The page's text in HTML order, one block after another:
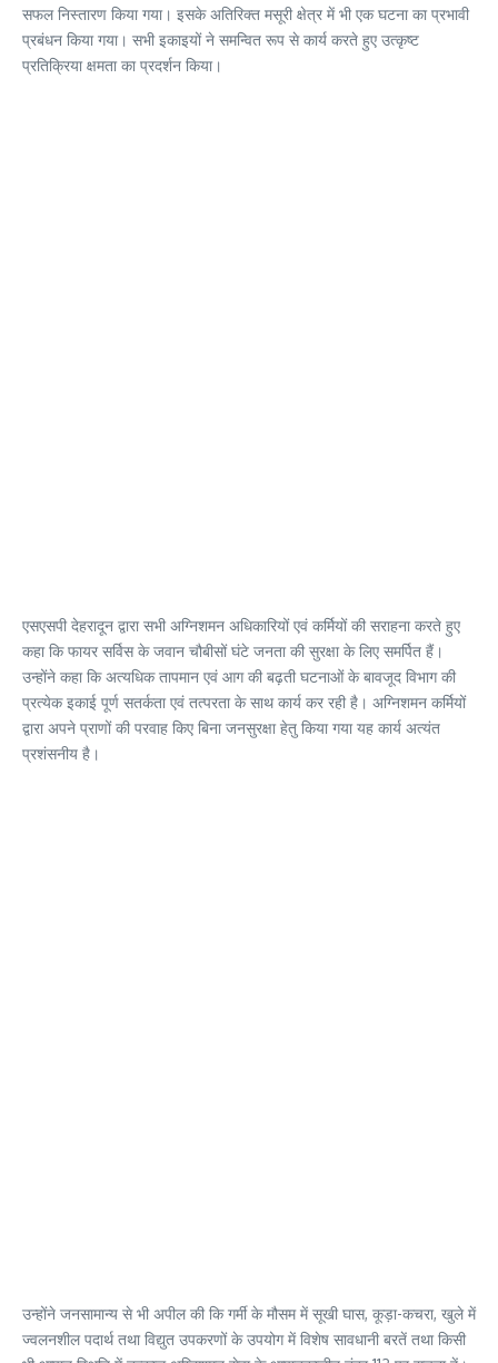
सफल निस्तारण किया गया। इसके अतिरिक्त मसूरी क्षेत्र में भी एक घटना का प्रभावी
प्रबंधन किया गया। सभी इकाइयों ने समन्वित रूप से कार्य करते हुए उत्कृष्ट
प्रतिक्रिया क्षमता का प्रदर्शन किया।
एसएसपी देहरादून द्वारा सभी अग्निशमन अधिकारियों एवं कर्मियों की सराहना करते हुए
कहा कि फायर सर्विस के जवान चौबीसों घंटे जनता की सुरक्षा के लिए समर्पित हैं।
उन्होंने कहा कि अत्यधिक तापमान एवं आग की बढ़ती घटनाओं के बावजूद विभाग की
प्रत्येक इकाई पूर्ण सतर्कता एवं तत्परता के साथ कार्य कर रही है। अग्निशमन कर्मियों
द्वारा अपने प्राणों की परवाह किए बिना जनसुरक्षा हेतु किया गया यह कार्य अत्यंत
प्रशंसनीय है।
उन्होंने जनसामान्य से भी अपील की कि गर्मी के मौसम में सूखी घास, कूड़ा-कचरा, खुले में
ज्वलनशील पदार्थ तथा विद्युत उपकरणों के उपयोग में विशेष सावधानी बरतें तथा किसी